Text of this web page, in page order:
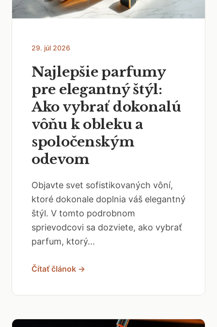
29. júl 2026
Najlepšie parfumy
pre elegantný štýl:
Ako vybrať dokonalú
vôňu k obleku a
spoločenským
odevom
Objavte svet sofistikovaných vôní,
ktoré dokonale doplnia váš elegantný
štýl. V tomto podrobnom
sprievodcovi sa dozviete, ako vybrať
parfum, ktorý...
Čítať článok →